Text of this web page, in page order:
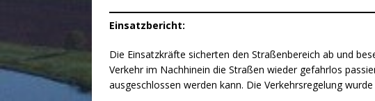
Einsatzbericht:
Die Einsatzkräfte sicherten den Straßenbereich ab und
Verkehr im Nachhinein die Straßen wieder gefahrlos
ausgeschlossen werden kann. Die Verkehrsregelung